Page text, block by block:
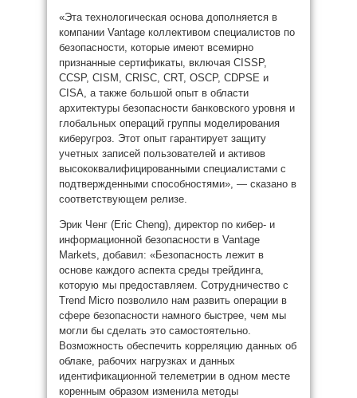
«Эта технологическая основа дополняется в
компании Vantage коллективом специалистов по
безопасности, которые имеют всемирно
признанные сертификаты, включая CISSP,
CCSP, CISM, CRISC, CRT, OSCP, CDPSE и
CISA, а также большой опыт в области
архитектуры безопасности банковского уровня и
глобальных операций группы моделирования
киберугроз. Этот опыт гарантирует защиту
учетных записей пользователей и активов
высококвалифицированными специалистами с
подтвержденными способностями», — сказано в
соответствующем релизе.
Эрик Ченг (Eric Cheng), директор по кибер- и
информационной безопасности в Vantage
Markets, добавил: «Безопасность лежит в
основе каждого аспекта среды трейдинга,
которую мы предоставляем. Сотрудничество с
Trend Micro позволило нам развить операции в
сфере безопасности намного быстрее, чем мы
могли бы сделать это самостоятельно.
Возможность обеспечить корреляцию данных об
облаке, рабочих нагрузках и данных
идентификационной телеметрии в одном месте
коренным образом изменила методы